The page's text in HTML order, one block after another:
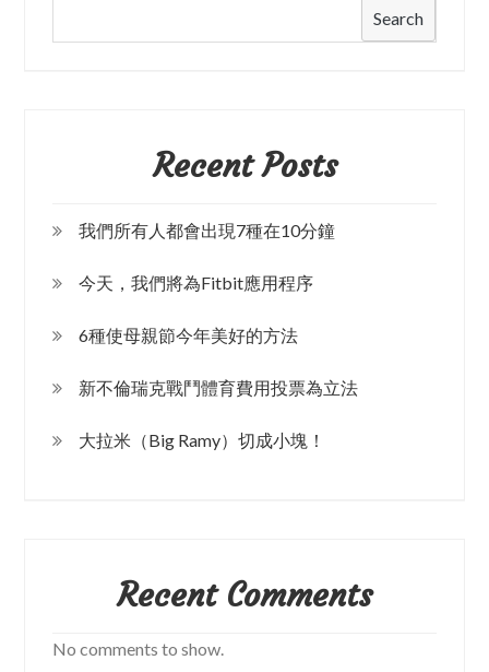
Search
Recent Posts
我們所有人都會出現7種在10分鐘
今天，我們將為Fitbit應用程序
6種使母親節今年美好的方法
新不倫瑞克戰鬥體育費用投票為立法
大拉米（Big Ramy）切成小塊！
Recent Comments
No comments to show.